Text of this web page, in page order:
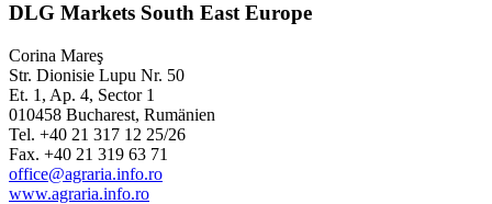
DLG Markets South East Europe
Corina Mareş
Str. Dionisie Lupu Nr. 50
Et. 1, Ap. 4, Sector 1
010458 Bucharest, Rumänien
Tel. +40 21 317 12 25/26
Fax. +40 21 319 63 71
office@agraria.info.ro
www.agraria.info.ro